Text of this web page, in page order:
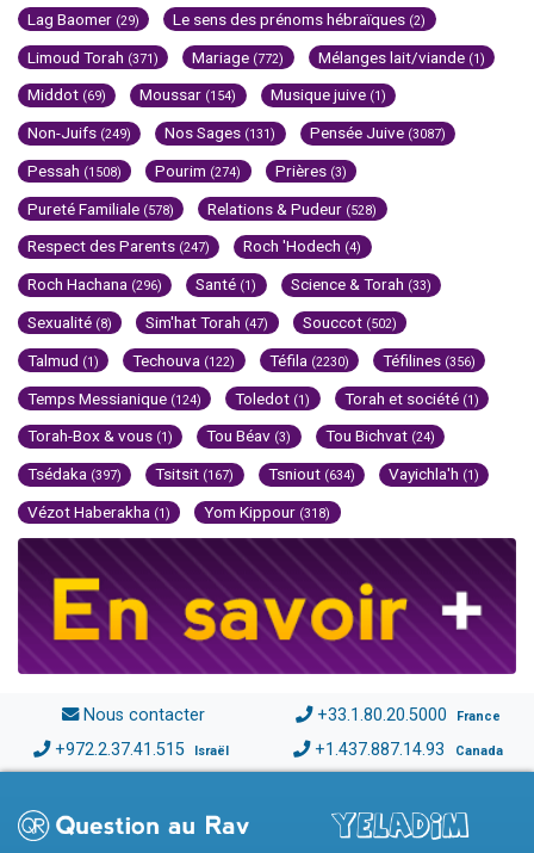
Lag Baomer (29) Le sens des prénoms hébraïques (2)
Limoud Torah (371) Mariage (772) Mélanges lait/viande (1)
Middot (69) Moussar (154) Musique juive (1)
Non-Juifs (249) Nos Sages (131) Pensée Juive (3087)
Pessah (1508) Pourim (274) Prières (3)
Pureté Familiale (578) Relations & Pudeur (528)
Respect des Parents (247) Roch 'Hodech (4)
Roch Hachana (296) Santé (1) Science & Torah (33)
Sexualité (8) Sim'hat Torah (47) Souccot (502)
Talmud (1) Techouva (122) Téfila (2230) Téfilines (356)
Temps Messianique (124) Toledot (1) Torah et société (1)
Torah-Box & vous (1) Tou Béav (3) Tou Bichvat (24)
Tsédaka (397) Tsitsit (167) Tsniout (634) Vayichla'h (1)
Vézot Haberakha (1) Yom Kippour (318)
Nous contacter +33.1.80.20.5000 France
+972.2.37.41.515 Israël +1.437.887.14.93 Canada